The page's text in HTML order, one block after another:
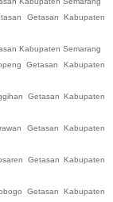
Getasan
Kabupaten
Kabupaten Semarang
Getasan
Kabupaten
Getasan
Kabupaten
Getasan
Kabupaten
Getasan
Kabupaten
Getasan
Kabupaten